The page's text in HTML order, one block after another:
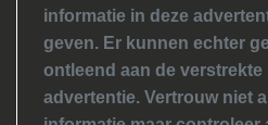
Getint glas
Lichtmetalen velgen 15"
Sportonderstel
informatie in deze
geven. Er kunnen echter
ontleend aan de verstrekte
advertentie. Vertrouw niet